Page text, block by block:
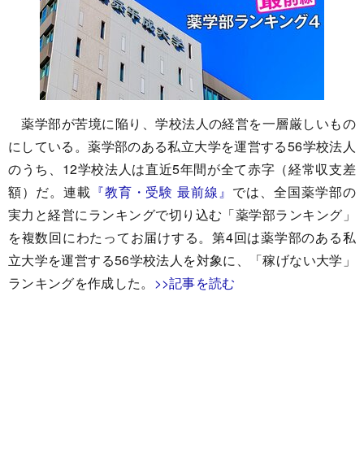
薬学部が苦境に陥り、学校法人の経営を一層厳しいもの
にしている。薬学部のある私立大学を運営する56学校法人
のうち、12学校法人は直近5年間が全て赤字（経常収支差
額）だ。連載 『教育・受験 最前線』 では、全国薬学部の
実力と経営にランキングで切り込む「薬学部ランキング」
を複数回にわたってお届けする。第4回は薬学部のある私
立大学を運営する56学校法人を対象に、「稼げない大学」
ランキングを作成した。 >>記事を読む